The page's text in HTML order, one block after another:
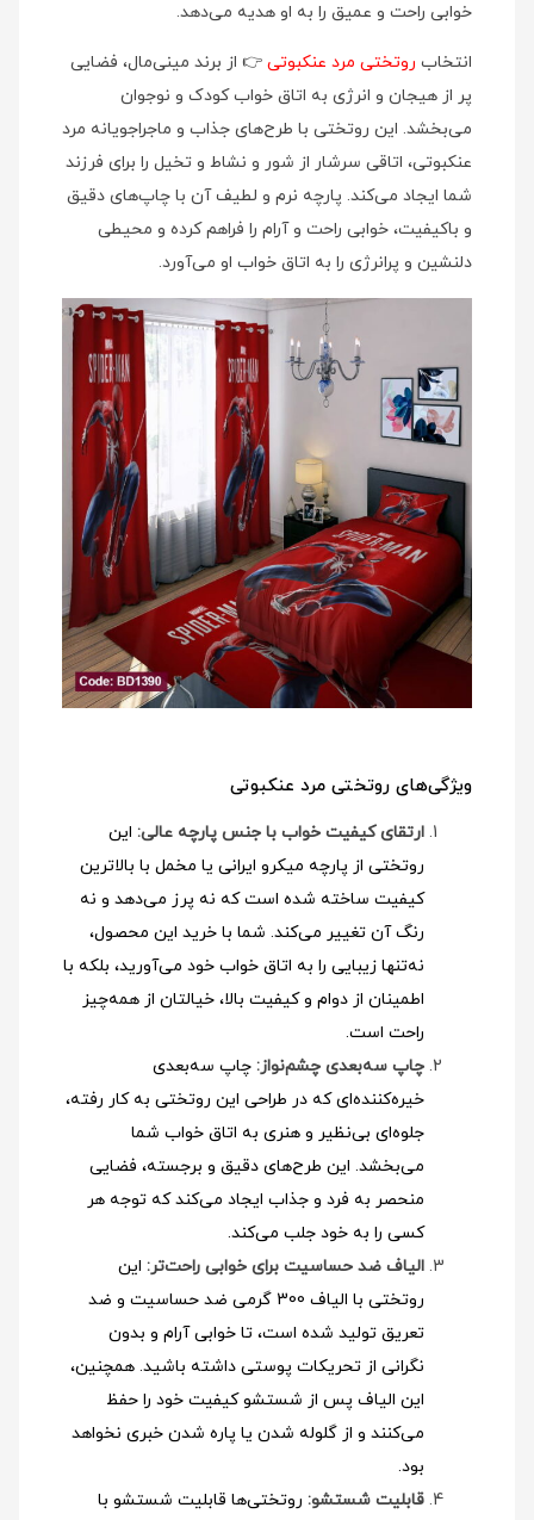
خوابی راحت و عمیق را به او هدیه می‌دهد.
انتخاب روتختی مرد عنکبوتی 👉 از برند مینی‌مال، فضایی
پر از هیجان و انرژی به اتاق خواب کودک و نوجوان
می‌بخشد. این روتختی با طرح‌های جذاب و ماجراجویانه مرد
عنکبوتی، اتاقی سرشار از شور و نشاط و تخیل را برای فرزند
شما ایجاد می‌کند. پارچه نرم و لطیف آن با چاپ‌های دقیق
و باکیفیت، خوابی راحت و آرام را فراهم کرده و محیطی
دلنشین و پرانرژی را به اتاق خواب او می‌آورد.
ویژگی‌های روتختی مرد عنکبوتی
ارتقای کیفیت خواب با جنس پارچه عالی: این
روتختی از پارچه میکرو ایرانی یا مخمل با بالاترین
کیفیت ساخته شده است که نه پرز می‌دهد و نه
رنگ آن تغییر می‌کند. شما با خرید این محصول،
نه‌تنها زیبایی را به اتاق خواب خود می‌آورید، بلکه با
اطمینان از دوام و کیفیت بالا، خیالتان از همه‌چیز
راحت است.
چاپ سه‌بعدی چشم‌نواز: چاپ سه‌بعدی
خیره‌کننده‌ای که در طراحی این روتختی به کار رفته،
جلوه‌ای بی‌نظیر و هنری به اتاق خواب شما
می‌بخشد. این طرح‌های دقیق و برجسته، فضایی
منحصر به فرد و جذاب ایجاد می‌کند که توجه هر
کسی را به خود جلب می‌کند.
الیاف ضد حساسیت برای خوابی راحت‌تر: این
روتختی با الیاف 300 گرمی ضد حساسیت و ضد
تعریق تولید شده است، تا خوابی آرام و بدون
نگرانی از تحریکات پوستی داشته باشید. همچنین،
این الیاف پس از شستشو کیفیت خود را حفظ
می‌کنند و از گلوله شدن یا پاره شدن خبری نخواهد
بود.
قابلیت شستشو: روتختی‌ها قابلیت شستشو با